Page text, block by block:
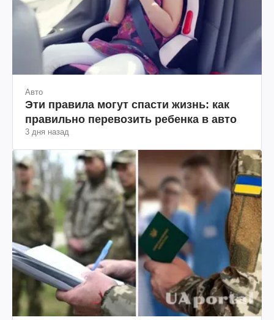
Авто
Эти правила могут спасти жизнь: как
правильно перевозить ребенка в авто
3 дня назад